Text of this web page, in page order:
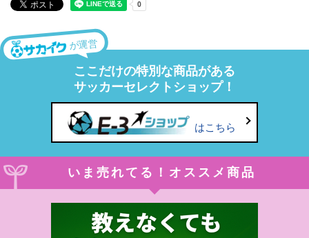
が運営
ここだけの特別な商品がある
サッカーセレクトショップ！
はこちら
いま売れてる！オススメ商品